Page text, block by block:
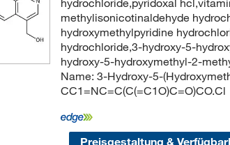
hydrochloride,pyridoxal
methylisonicotinaldehyde
hydroxymethylpyridine
hydrochloride,3-hydroxy-5-
hydroxy-5-hydroxymethyl-2-
Name: 3-Hydroxy-5-
CC1=NC=C(C(=C1O)C=O)CO.Cl
Preisgestaltung &